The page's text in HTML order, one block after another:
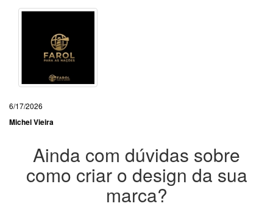
6/17/2026
Michel Vieira
Ainda com dúvidas sobre
como criar o design da sua
marca?